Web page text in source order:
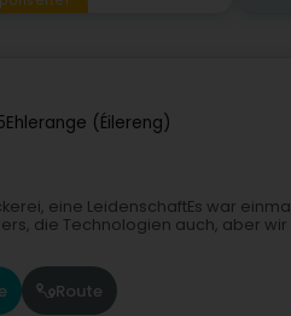
Ehlerange (Éilereng)
eine LeidenschaftEs war
die Technologien auch, aber
Route